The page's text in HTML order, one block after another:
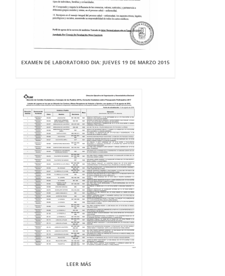
EXAMEN DE LABORATORIO DIA: JUEVES 19 DE MARZO 2015
LEER MÁS